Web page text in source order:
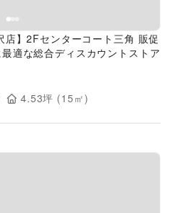
店】2Fセンターコート三角 販促
適な総合ディスカウントストア
4.53坪 (15 ㎡)